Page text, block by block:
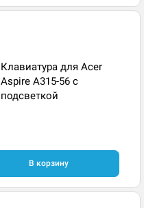
Клавиатура для Acer
Aspire A315-56 с
подсветкой
В корзину